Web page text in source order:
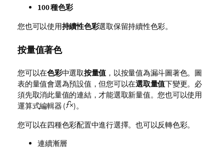
100 種色彩
您也可以使用持續性色彩選取保留持續性色彩。
按量值著色
您可以在色彩中選取按量值 ，以按量值為漏斗圖著色。圖
表的量值會選為預設值，但您可以在選取量值下變更。必
須先取消此量值的連結，才能選取新量值。您也可以使用
運算式編輯器 (
)。
您可以在四種色彩配置中進行選擇。也可以反轉色彩。
連續漸層